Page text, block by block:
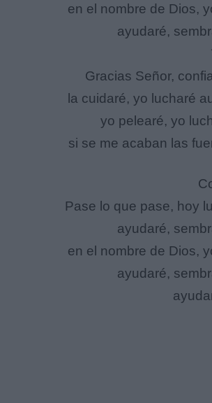
en el nombre de Dios,
ayudaré,
Gracias Señor,
la cuidaré, yo lucharé
yo pelearé, yo
si se me acaban las
Pase lo que pase, hoy
ayudaré,
en el nombre de Dios,
ayudaré,